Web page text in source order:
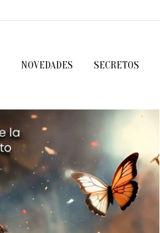
NOVEDADES SECRETOS